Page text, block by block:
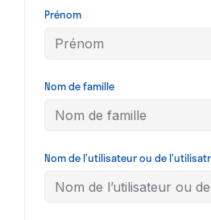
Prénom
Nom de famille
Nom de l’utilisateur ou de